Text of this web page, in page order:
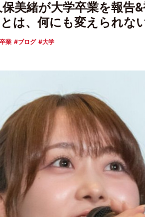
美緒が大学卒業を報告
は、何にも変えられな
卒業 ブログ
大学